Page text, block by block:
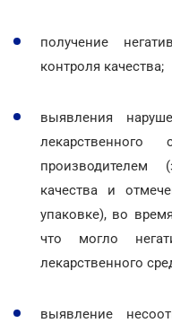
получение
контроля качества;
выявления
лекарственного
производителем
качества и
упаковке), во
что могло
лекарственного
выявление